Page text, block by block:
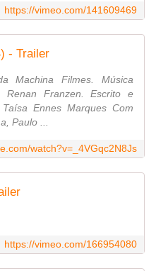
https://vimeo.com/141609469
- Trailer
Machina Filmes. Música
Franzen. Escrito e
Ennes Marques Com
Paulo ...
watch?v=_4VGqc2N8Js
https://vimeo.com/166954080